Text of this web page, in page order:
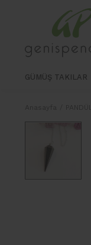
GÜMÜŞ TAKILAR